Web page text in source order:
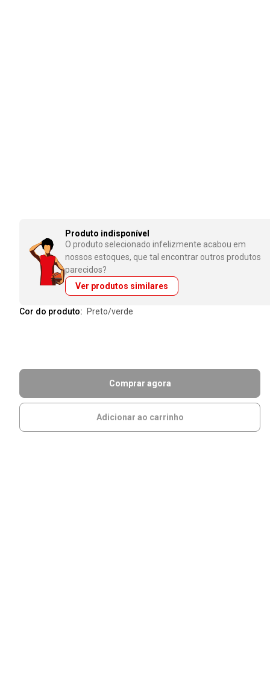
Produto indisponível
O produto selecionado infelizmente acabou em
nossos estoques, que tal encontrar outros produtos
parecidos?
Ver produtos similares
Cor do produto: preto/verde
Comprar agora
Adicionar ao carrinho